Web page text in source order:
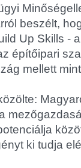
beszélt,
Up Skills -
építőipari
mellett
ki tudja